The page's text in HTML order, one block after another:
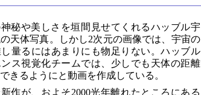
秘や美しさを垣間見せてくれるハッブル宇
天体写真。しかし2次元の画像では、宇宙の
量るにはあまりにも物足りない。ハッブル
ス視覚化チームでは、少しでも天体の距離
きるようにと動画を作成している。
作が、およそ2000光年離れたところにある